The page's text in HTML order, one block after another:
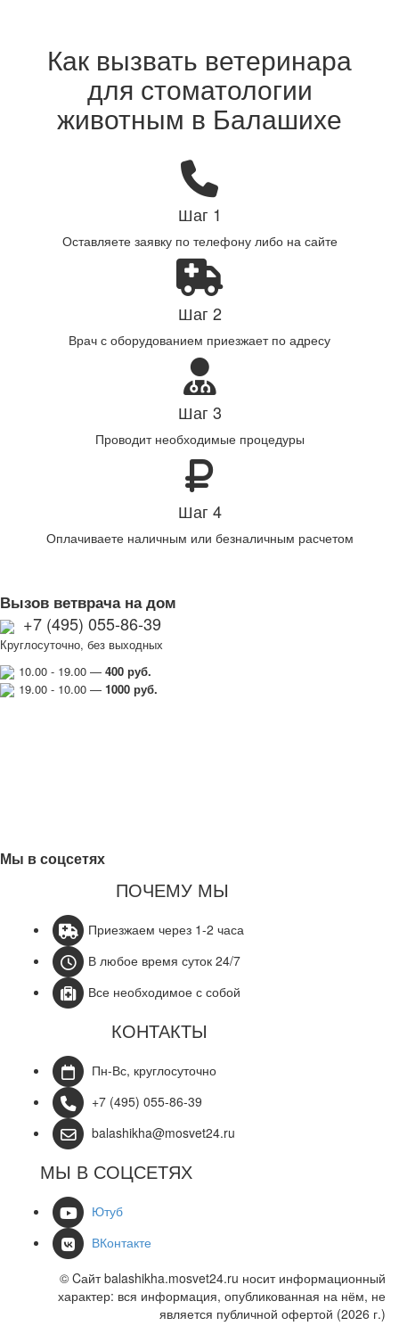
Как вызвать ветеринара
для стоматологии
животным в Балашихе
Шаг 1
Оставляете заявку по телефону либо на сайте
Шаг 2
Врач с оборудованием приезжает по адресу
Шаг 3
Проводит необходимые процедуры
Шаг 4
Оплачиваете наличным или безналичным расчетом
Вызов ветврача на дом
+7 (495) 055-86-39
Круглосуточно, без выходных
10.00 - 19.00 — 400 руб.
19.00 - 10.00 — 1000 руб.
Мы в соцсетях
ПОЧЕМУ МЫ
Приезжаем через 1-2 часа
В любое время суток 24/7
Все необходимое с собой
КОНТАКТЫ
Пн-Вс, круглосуточно
+7 (495) 055-86-39
balashikha@mosvet24.ru
МЫ В СОЦСЕТЯХ
Ютуб
ВКонтакте
© Cайт balashikha.mosvet24.ru носит информационный
характер: вся информация, опубликованная на нём, не
является публичной офертой (2026 г.)